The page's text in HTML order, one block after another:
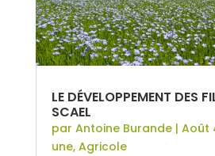
LE DÉVELOPPEMENT DES
SCAEL
par Antoine Burande| Août
une, Agricole